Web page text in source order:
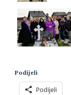
Podijeli
Podijeli